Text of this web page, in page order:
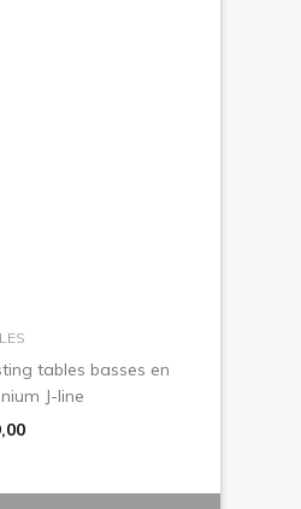
dans le panier
tables basses en
J-line